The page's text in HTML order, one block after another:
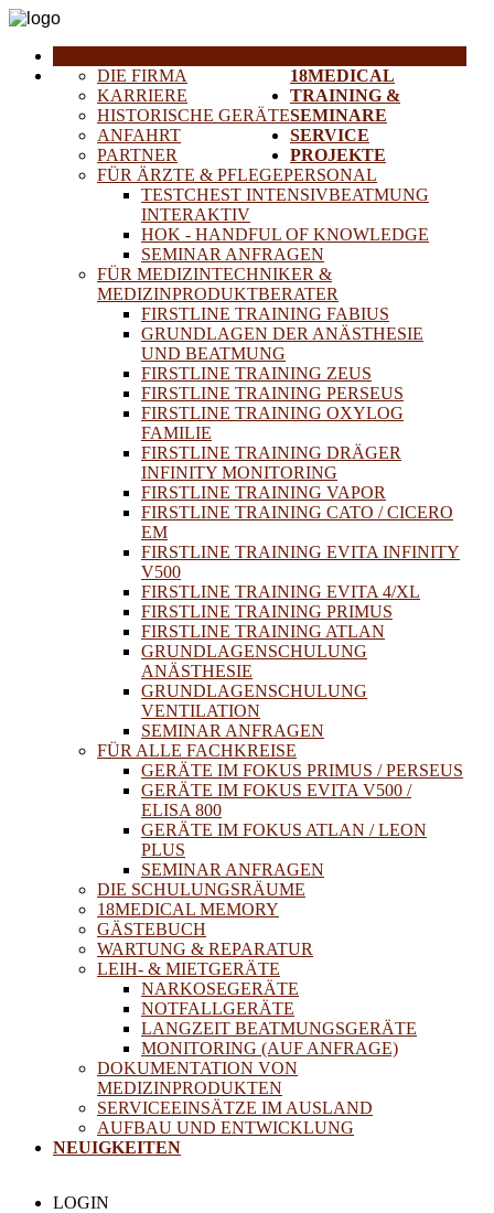
18MEDICAL
DIE FIRMA
KARRIERE
HISTORISCHE GERÄTE
ANFAHRT
PARTNER
TRAINING &
SEMINARE
FÜR ÄRZTE & PFLEGEPERSONAL
TESTCHEST INTENSIVBEATMUNG
INTERAKTIV
HOK - HANDFUL OF KNOWLEDGE
SEMINAR ANFRAGEN
FÜR MEDIZINTECHNIKER &
MEDIZINPRODUKTBERATER
FIRSTLINE TRAINING FABIUS
GRUNDLAGEN DER ANÄSTHESIE
UND BEATMUNG
FIRSTLINE TRAINING ZEUS
FIRSTLINE TRAINING PERSEUS
FIRSTLINE TRAINING OXYLOG
FAMILIE
FIRSTLINE TRAINING DRÄGER
INFINITY MONITORING
FIRSTLINE TRAINING VAPOR
FIRSTLINE TRAINING CATO / CICERO
EM
FIRSTLINE TRAINING EVITA INFINITY
V500
FIRSTLINE TRAINING EVITA 4/XL
FIRSTLINE TRAINING PRIMUS
FIRSTLINE TRAINING ATLAN
GRUNDLAGENSCHULUNG
ANÄSTHESIE
GRUNDLAGENSCHULUNG
VENTILATION
SEMINAR ANFRAGEN
FÜR ALLE FACHKREISE
GERÄTE IM FOKUS PRIMUS / PERSEUS
GERÄTE IM FOKUS EVITA V500 /
ELISA 800
GERÄTE IM FOKUS ATLAN / LEON
PLUS
SEMINAR ANFRAGEN
DIE SCHULUNGSRÄUME
18MEDICAL MEMORY
GÄSTEBUCH
SERVICE
WARTUNG & REPARATUR
LEIH- & MIETGERÄTE
NARKOSEGERÄTE
NOTFALLGERÄTE
LANGZEIT BEATMUNGSGERÄTE
MONITORING (AUF ANFRAGE)
DOKUMENTATION VON
MEDIZINPRODUKTEN
PROJEKTE
SERVICEEINSÄTZE IM AUSLAND
AUFBAU UND ENTWICKLUNG
NEUIGKEITEN
LOGIN